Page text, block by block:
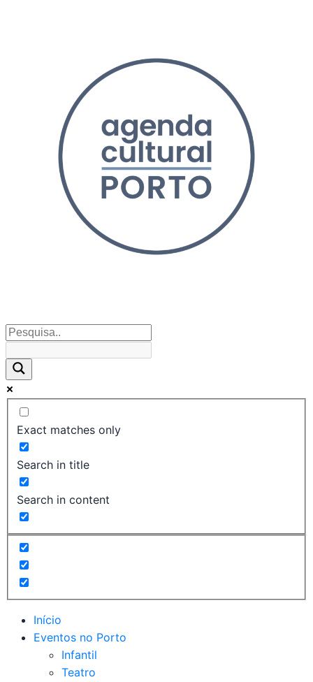
Exact matches only
Search in title
Search in content
Início
Eventos no Porto
Infantil
Teatro